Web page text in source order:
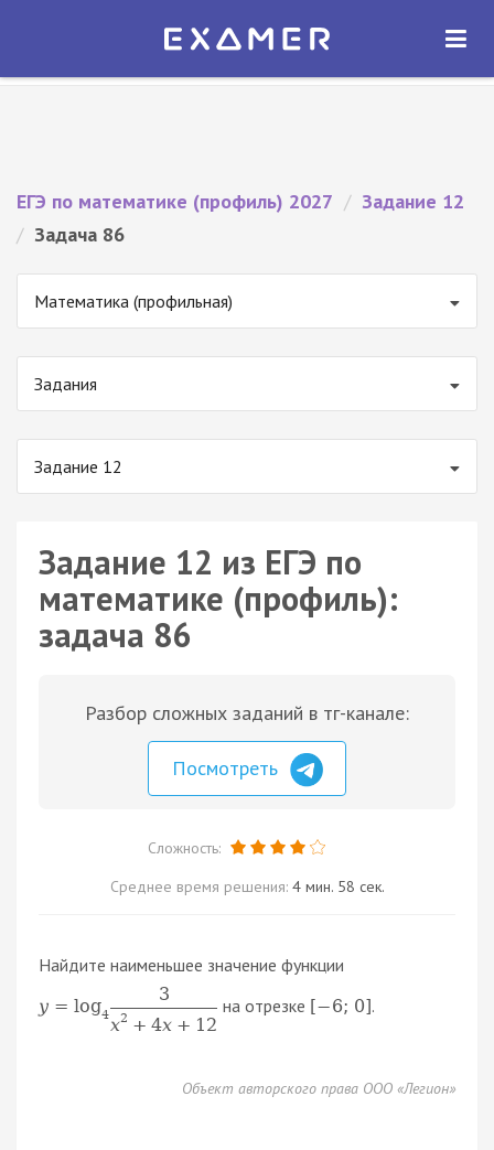
Экзамер — ЕГЭ 2027
ОТКРЫТЬ
ЕГЭ по математике (профиль) 2027 / Задание 12
/ Задача 86
Математика (профильная)
Задания
Задание 12
Задание 12 из ЕГЭ по
математике (профиль):
задача 86
Разбор сложных заданий в тг-канале:
Посмотреть
Сложность:
Среднее время решения: 4 мин. 58 сек.
Найдите наименьшее значение функции
y = log4
3
x2 + 4x + 12
на отрезке [−6; 0].
Объект авторского права ООО «Легион»